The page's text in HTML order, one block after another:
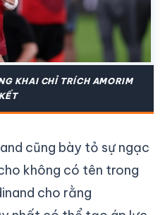
KHAI CHỈ TRÍCH AMORIM
cũng bày tỏ sự ngạc
không có tên trong
cho rằng